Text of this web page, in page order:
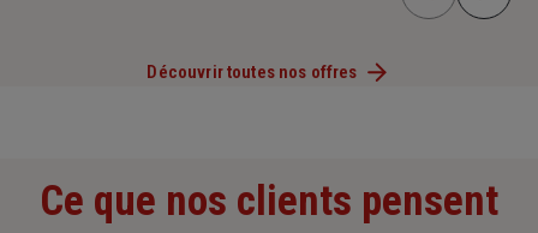
Découvrir toutes nos offres
Ce que nos clients pensent